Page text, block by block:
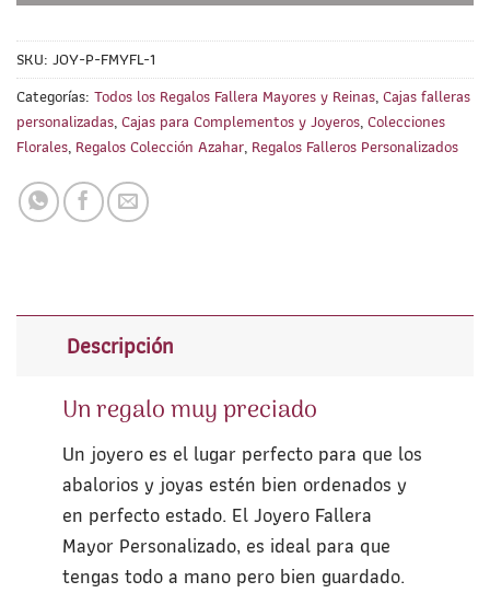
SKU: JOY-P-FMYFL-1
Categorías: Todos los Regalos Fallera Mayores y Reinas,Cajas falleras
personalizadas,Cajas para Complementos y Joyeros,Colecciones
Florales, Regalos Colección Azahar, Regalos Falleros Personalizados
Descripción
Un regalo muy preciado
Un joyero es el lugar perfecto para que los
abalorios y joyas estén bien ordenados y
en perfecto estado. El Joyero Fallera
Mayor Personalizado, es ideal para que
tengas todo a mano pero bien guardado.